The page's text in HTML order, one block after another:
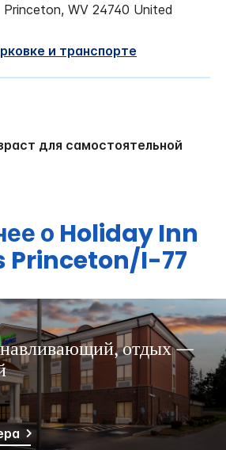
Princeton, WV 24740 United
и транспорте
для самостоятельной
о Holiday Inn
Princeton/I-77
отдых —